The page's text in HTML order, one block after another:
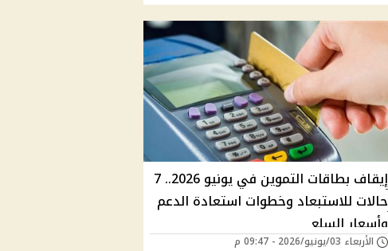
إيقاف بطاقات التموين في يونيو 2026.. 7
حالات للاستبعاد وخطوات استعادة الدعم
وأسعار السلع
الأربعاء 03/يونيو/2026 - 09:47 م